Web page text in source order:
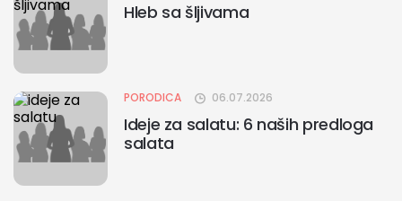
Hleb sa šljivama
PORODICA 06.07.2026
Ideje za salatu: 6 naših predloga
salata